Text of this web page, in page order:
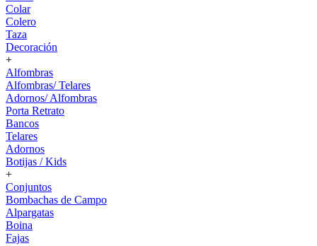
Colar
Colero
Taza
Decoración
+
Alfombras
Alfombras/ Telares
Adornos/ Alfombras
Porta Retrato
Bancos
Telares
Adornos
Botijas / Kids
+
Conjuntos
Bombachas de Campo
Alpargatas
Boina
Fajas